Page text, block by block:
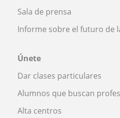
Sala de prensa
Informe sobre el futuro de
Únete
Dar clases particulares
Alumnos que buscan
Alta centros